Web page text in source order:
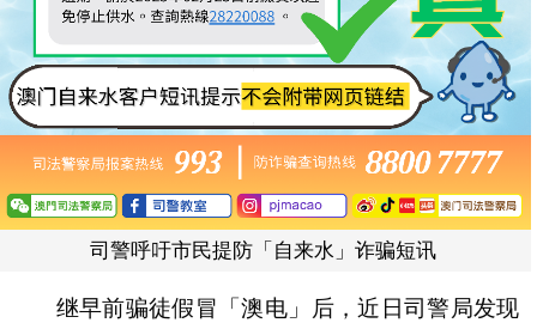
司警呼吁市民提防「自来水」诈骗短讯
继早前骗徒假冒「澳电」后，近日司警局发现